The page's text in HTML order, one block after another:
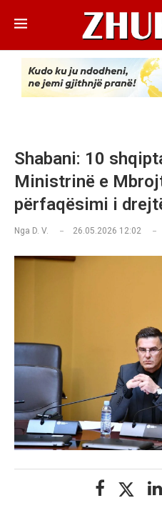
Shabani: 10
Ministrinë e
përfaqësimi i
Nga D. V. 26.05.2026 12:02